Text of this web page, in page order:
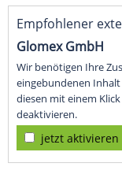
Empfohlener
Glomex GmbH
Wir benötigen Ihre
eingebundenen Inhalt
diesen mit einem
deaktivieren.
jetzt aktivieren